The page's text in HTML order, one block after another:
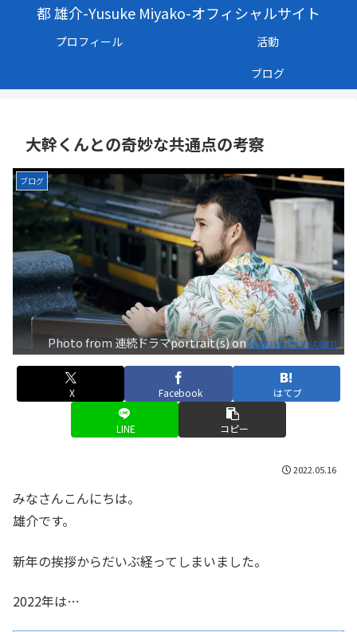
都 雄介-Yusuke Miyako-オフィシャルサイト
プロフィール
活動
ブログ
大幹くんとの奇妙な共通点の考察
ブログ
Photo from 連続ドラマportrait(s) onindust-film.com
X Facebook はてブ
LINE コピー
2022.05.16
みなさんこんにちは。
雄介です。
新年の挨拶からだいぶ経ってしまいました。
2022年は…